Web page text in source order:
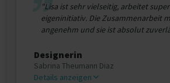
"Lisa ist sehr vielseitig, arbeitet
eigeninitiativ. Die Zusammenarbeit
angenehm und sie ist absolut
Designerin
Sabrina Theumann Diaz
Details anzeigen